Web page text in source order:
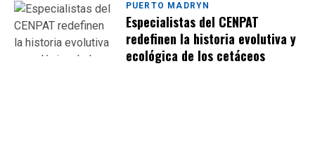
PUERTO MADRYN
Especialistas del CENPAT
redefinen la historia evolutiva y
ecológica de los cetáceos